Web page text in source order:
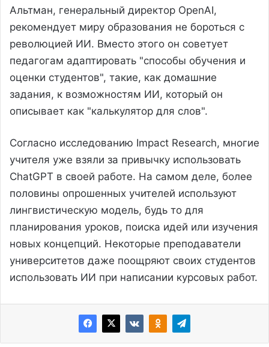
Альтман, генеральный директор OpenAI,
рекомендует миру образования не бороться с
революцией ИИ. Вместо этого он советует
педагогам адаптировать "способы обучения и
оценки студентов", такие, как домашние
задания, к возможностям ИИ, который он
описывает как "калькулятор для слов".
Согласно исследованию Impact Research, многие
учителя уже взяли за привычку использовать
ChatGPT в своей работе. На самом деле, более
половины опрошенных учителей используют
лингвистическую модель, будь то для
планирования уроков, поиска идей или изучения
новых концепций. Некоторые преподаватели
университетов даже поощряют своих студентов
использовать ИИ при написании курсовых работ.